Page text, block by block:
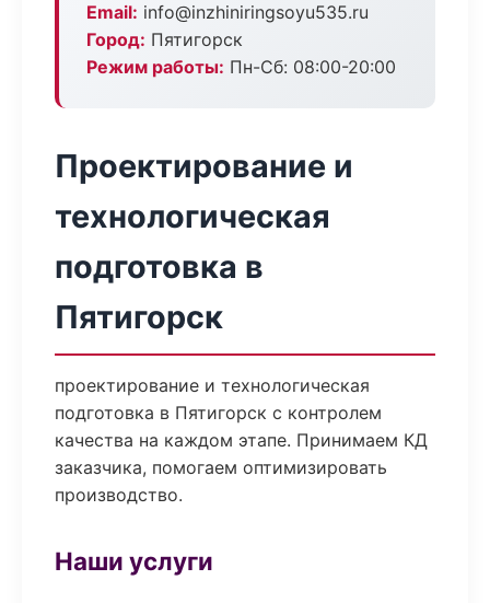
Email: info@inzhiniringsoyu535.ru
Город: Пятигорск
Режим работы: Пн-Сб: 08:00-20:00
Проектирование и
технологическая
подготовка в
Пятигорск
проектирование и технологическая
подготовка в Пятигорск с контролем
качества на каждом этапе. Принимаем КД
заказчика, помогаем оптимизировать
производство.
Наши услуги